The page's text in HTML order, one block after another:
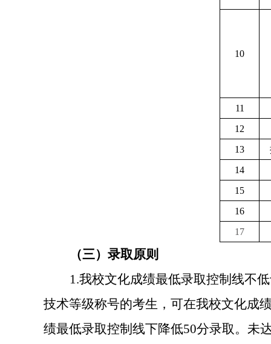
10
11
12
13
14
15
16
17
（三）录取原则
1.我校文化成绩最低录取控制线不
技术等级称号的考生，可在我校文化成
绩最低录取控制线下降低50分录取。未